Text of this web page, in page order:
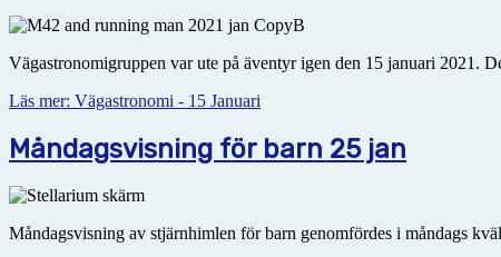
Vägastronomigruppen var ute på äventyr igen den 15 januari 2021.
Läs mer: Vägastronomi - 15 Januari
Måndagsvisning för barn 25 jan
Måndagsvisning av stjärnhimlen för barn genomfördes i måndags